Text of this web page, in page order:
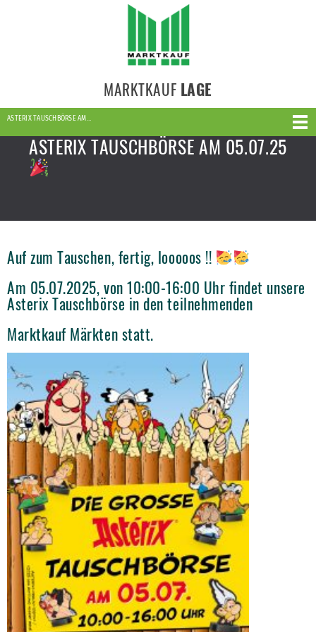
MARKTKAUF LAGE
ASTERIX TAUSCHBÖRSE AM…
ASTERIX TAUSCHBÖRSE AM 05.07.25
Auf zum Tauschen, fertig, looooos !!
Am 05.07.2025, von 10:00-16:00 Uhr findet unsere
Asterix Tauschbörse in den teilnehmenden
Marktkauf Märkten statt.